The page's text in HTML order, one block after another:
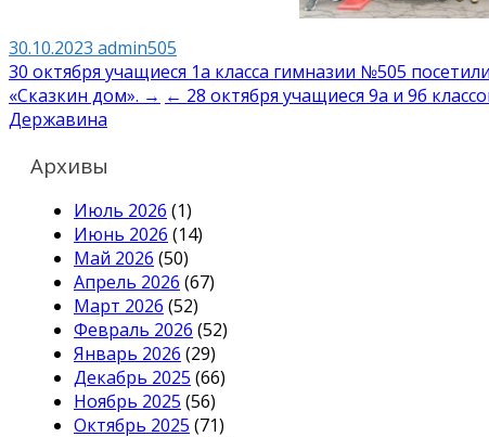
30.10.2023 admin505
Навигация
по
записям
30 октября учащиеся 1а класса гимназии №505
«Сказкин дом». → ← 28 октября учащиеся 9а и 9б
Державина
Архивы
Июль 2026 (1)
Июнь 2026 (14)
Май 2026 (50)
Апрель 2026 (67)
Март 2026 (52)
Февраль 2026 (52)
Январь 2026 (29)
Декабрь 2025 (66)
Ноябрь 2025 (56)
Октябрь 2025 (71)